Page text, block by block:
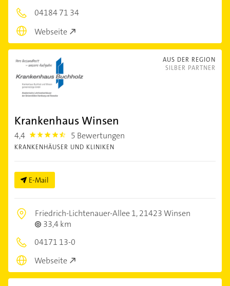
04184 71 34
Webseite
AUS DER REGION
SILBER PARTNER
Krankenhaus Winsen
4,4 4.4 5 Bewertungen
KRANKENHÄUSER UND KLINIKEN
E-Mail
Friedrich-Lichtenauer-Allee 1,21423 Winsen
33,4 km
04171 13-0
Webseite